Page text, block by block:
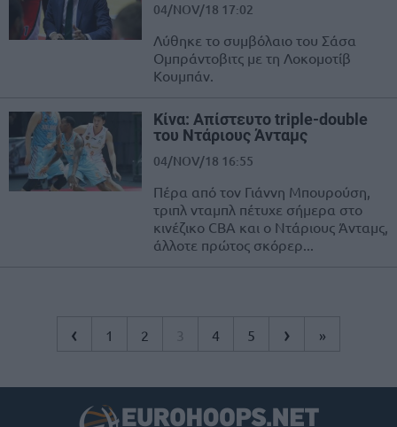
04/NOV/18 17:02
Λύθηκε το συμβόλαιο του Σάσα
Ομπράντοβιτς με τη Λοκομοτίβ
Κουμπάν.
Κίνα: Απίστευτο triple-double
του Ντάριους Άνταμς
04/NOV/18 16:55
Πέρα από τον Γιάννη Μπουρούση,
τριπλ νταμπλ πέτυχε σήμερα στο
κινέζικο CBA και ο Ντάριους Άνταμς,
άλλοτε πρώτος σκόρερ...
‹ 1 2 3 4 5 › »